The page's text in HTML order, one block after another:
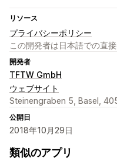
リソース
プライバシーポリシー
この開発者は日本語での直
開発者
TFTW GmbH
ウェブサイト
Steinengraben 5, Basel,
公開日
2018年10月29日
類似のアプリ